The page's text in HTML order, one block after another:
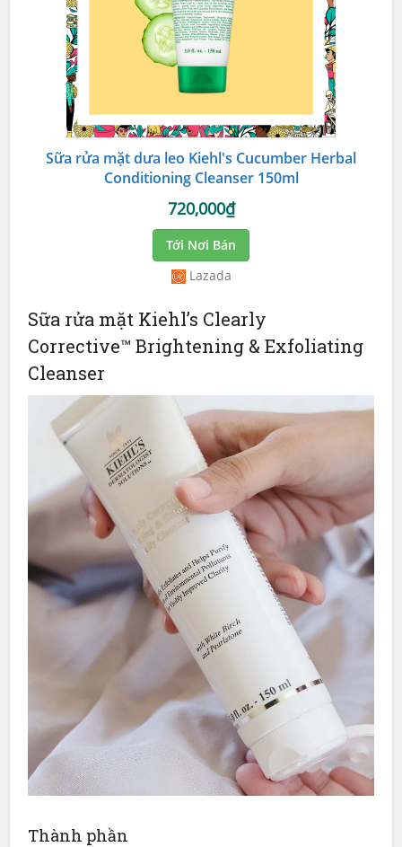
Sữa rửa mặt dưa leo Kiehl's Cucumber Herbal
Conditioning Cleanser 150ml
720,000₫
Tới Nơi Bán
Lazada
Sữa rửa mặt Kiehl’s Clearly
Corrective™ Brightening & Exfoliating
Cleanser
Thành phần